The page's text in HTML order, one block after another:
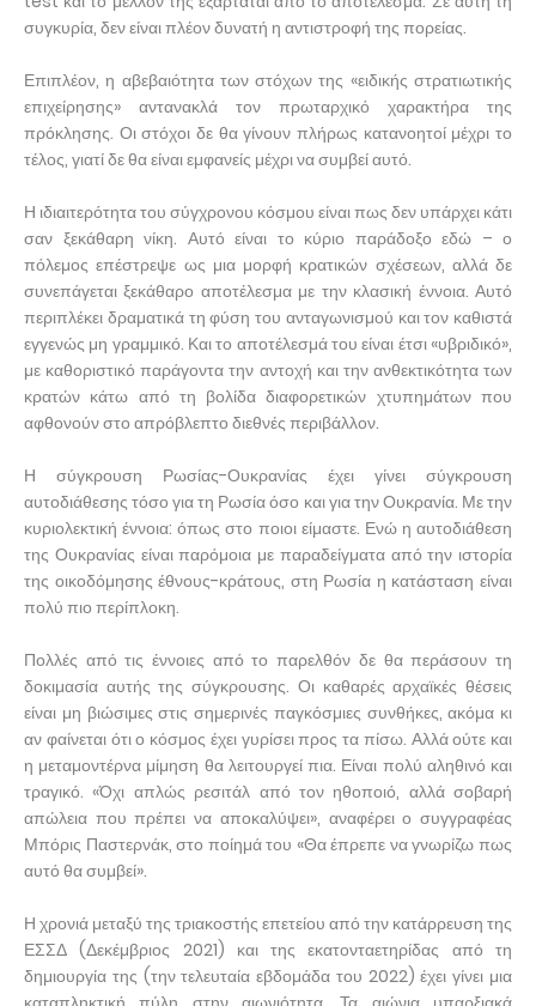
συγκυρία, δεν είναι πλέον δυνατή η αντιστροφή της πορείας.
Επιπλέον, η αβεβαιότητα των στόχων της «ειδικής στρατιωτικής
επιχείρησης» αντανακλά τον πρωταρχικό χαρακτήρα της
πρόκλησης. Οι στόχοι δε θα γίνουν πλήρως κατανοητοί μέχρι το
τέλος, γιατί δε θα είναι εμφανείς μέχρι να συμβεί αυτό.
Η ιδιαιτερότητα του σύγχρονου κόσμου είναι πως δεν υπάρχει κάτι
σαν ξεκάθαρη νίκη. Αυτό είναι το κύριο παράδοξο εδώ – ο
πόλεμος επέστρεψε ως μια μορφή κρατικών σχέσεων, αλλά δε
συνεπάγεται ξεκάθαρο αποτέλεσμα με την κλασική έννοια. Αυτό
περιπλέκει δραματικά τη φύση του ανταγωνισμού και τον καθιστά
εγγενώς μη γραμμικό. Και το αποτέλεσμά του είναι έτσι «υβριδικό»,
με καθοριστικό παράγοντα την αντοχή και την ανθεκτικότητα των
κρατών κάτω από τη βολίδα διαφορετικών χτυπημάτων που
αφθονούν στο απρόβλεπτο διεθνές περιβάλλον.
Η σύγκρουση Ρωσίας-Ουκρανίας έχει γίνει σύγκρουση
αυτοδιάθεσης τόσο για τη Ρωσία όσο και για την Ουκρανία. Με την
κυριολεκτική έννοια: όπως στο ποιοι είμαστε. Ενώ η αυτοδιάθεση
της Ουκρανίας είναι παρόμοια με παραδείγματα από την ιστορία
της οικοδόμησης έθνους-κράτους, στη Ρωσία η κατάσταση είναι
πολύ πιο περίπλοκη.
Πολλές από τις έννοιες από το παρελθόν δε θα περάσουν τη
δοκιμασία αυτής της σύγκρουσης. Οι καθαρές αρχαϊκές θέσεις
είναι μη βιώσιμες στις σημερινές παγκόσμιες συνθήκες, ακόμα κι
αν φαίνεται ότι ο κόσμος έχει γυρίσει προς τα πίσω. Αλλά ούτε και
η μεταμοντέρνα μίμηση θα λειτουργεί πια. Είναι πολύ αληθινό και
τραγικό. «Όχι απλώς ρεσιτάλ από τον ηθοποιό, αλλά σοβαρή
απώλεια που πρέπει να αποκαλύψει», αναφέρει ο συγγραφέας
Μπόρις Παστερνάκ, στο ποίημά του «Θα έπρεπε να γνωρίζω πως
αυτό θα συμβεί».
Η χρονιά μεταξύ της τριακοστής επετείου από την κατάρρευση της
ΕΣΣΔ (Δεκέμβριος 2021) και της εκατονταετηρίδας από τη
δημιουργία της (την τελευταία εβδομάδα του 2022) έχει γίνει μια